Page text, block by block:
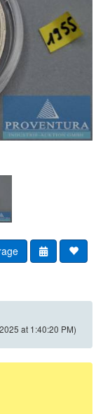
at 1:40:20 PM)